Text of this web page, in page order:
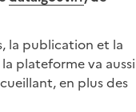
la publication et la
plateforme va aussi
en plus des